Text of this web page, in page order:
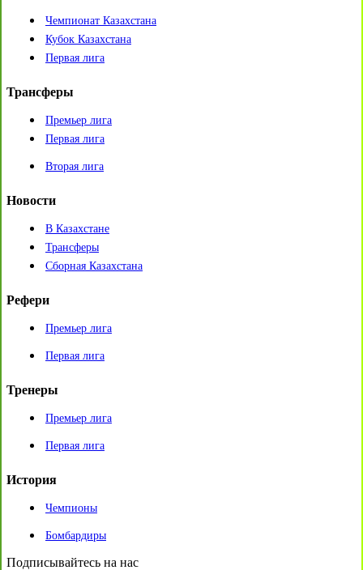
Чемпионат Казахстана
Кубок Казахстана
Первая лига
Трансферы
Премьер лига
Первая лига
Вторая лига
Новости
В Казахстане
Трансферы
Сборная Казахстана
Рефери
Премьер лига
Первая лига
Тренеры
Премьер лига
Первая лига
История
Чемпионы
Бомбардиры
Подписывайтесь на нас